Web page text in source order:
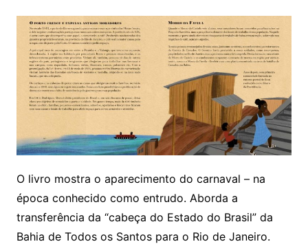
O livro mostra o aparecimento do carnaval – na
época conhecido como entrudo. Aborda a
transferência da “cabeça do Estado do Brasil” da
Bahia de Todos os Santos para o Rio de Janeiro.